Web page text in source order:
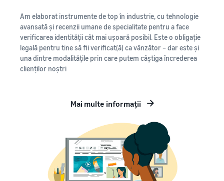
Am elaborat instrumente de top în industrie, cu tehnologie
avansată și recenzii umane de specialitate pentru a face
verificarea identității cât mai ușoară posibil. Este o obligație
legală pentru tine să fii verificat(ă) ca vânzător – dar este și
una dintre modalitățile prin care putem câștiga încrederea
clienților noștri
Mai multe informații